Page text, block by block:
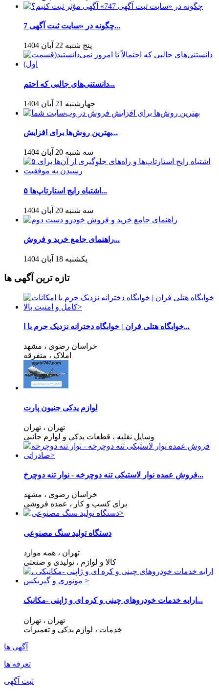
چگونه در «سایت ثبت آگهی 7...
پنج شنبه 22 آبان 1404
دانستنی‌های جالبی که احتم...
چهارشنبه 21 آبان 1404
بهترین روش‌ها برای افزایش...
سه شنبه 20 آبان 1404
۵ اشتباه رایج استارتاپ‌ها...
سه شنبه 20 آبان 1404
راهنمای جامع خرید و فروش...
یکشنبه 18 آبان 1404
تازه ترین آگهی ها
خوابگاه هتلی فران | خوابگاه دخترانه نزدیک حرم با ا...
خراسان رضوی ، مشهد
املاک ، متفرقه
لوازم یدکی جنیون پارت
تهران ، تهران
وسایل نقلیه ، قطعات یدکی و لوازم جانبی
فروش عمده نوار لاستیکی تنه دوچرخه - نوار تنه دوچرخ...
خراسان رضوی ، مشهد
برای کسب و کار ، عمده فروشی
دستگاه تولید سنگ مصنوعی
تهران ، همه موارد
کالا و لوازم ، تولیدی و صنعتی
ارایه خدمات خودروهای چینی و کره ای و ژاپنی -مکانیک...
تهران ، تهران
خدمات ، لوازم یدکی و تعمیرات
آگهی ها
تعرفه ها
ثبت آگهی